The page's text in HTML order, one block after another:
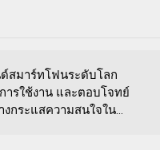
สมาร์ทโฟนระดับโลก
รใช้งาน และตอบโจทย์
กระแสความสนใจใน...